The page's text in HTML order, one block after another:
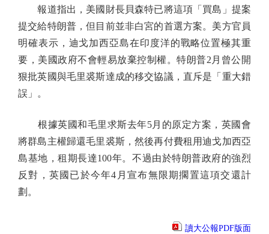
報道指出，美國財長貝森特已將這項「買島」提案
提交給特朗普，但目前並非白宮的首選方案。美方官員
明確表示，迪戈加西亞島在印度洋的戰略位置極其重
要，美國政府不會輕易放棄控制權。特朗普2月曾公開
狠批英國與毛里裘斯達成的移交協議，直斥是「重大錯
誤」。
根據英國和毛里求斯去年5月的原定方案，英國會
將群島主權歸還毛里裘斯，然後再付費租用迪戈加西亞
島基地，租期長達100年。不過由於特朗普政府的強烈
反對，英國已於今年4月宣布無限期擱置這項交還計
劃。
讀大公報PDF版面